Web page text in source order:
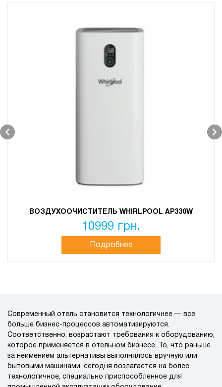
ВОЗДУХООЧИСТИТЕЛЬ WHIRLPOOL AP330W
10999 грн.
Подробнее
Современный отель становится технологичнее — все
больше бизнес-процессов автоматизируются.
Соответственно, возрастают требования к оборудованию,
которое применяется в отельном бизнесе. То, что раньше
за неимением альтернативы выполнялось вручную или
бытовыми машинами, сегодня возлагается на более
технологичное, специально приспособленное для